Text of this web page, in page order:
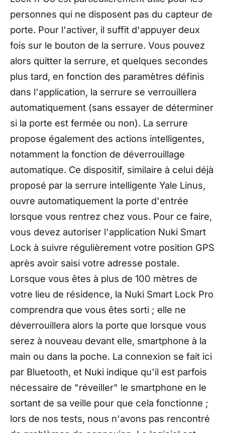
personnes qui ne disposent pas du capteur de
porte. Pour l'activer, il suffit d'appuyer deux
fois sur le bouton de la serrure. Vous pouvez
alors quitter la serrure, et quelques secondes
plus tard, en fonction des paramètres définis
dans l'application, la serrure se verrouillera
automatiquement (sans essayer de déterminer
si la porte est fermée ou non). La serrure
propose également des actions intelligentes,
notamment la fonction de déverrouillage
automatique. Ce dispositif, similaire à celui déjà
proposé par la serrure intelligente Yale Linus,
ouvre automatiquement la porte d'entrée
lorsque vous rentrez chez vous. Pour ce faire,
vous devez autoriser l'application Nuki Smart
Lock à suivre régulièrement votre position GPS
après avoir saisi votre adresse postale.
Lorsque vous êtes à plus de 100 mètres de
votre lieu de résidence, la Nuki Smart Lock Pro
comprendra que vous êtes sorti ; elle ne
déverrouillera alors la porte que lorsque vous
serez à nouveau devant elle, smartphone à la
main ou dans la poche. La connexion se fait ici
par Bluetooth, et Nuki indique qu'il est parfois
nécessaire de "réveiller" le smartphone en le
sortant de sa veille pour que cela fonctionne ;
lors de nos tests, nous n'avons pas rencontré